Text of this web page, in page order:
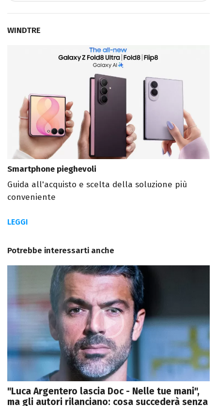
WINDTRE
Smartphone pieghevoli
Guida all'acquisto e scelta della soluzione più
conveniente
LEGGI
Potrebbe interessarti anche
"Luca Argentero lascia Doc - Nelle tue mani",
ma gli autori rilanciano: cosa succederà senza